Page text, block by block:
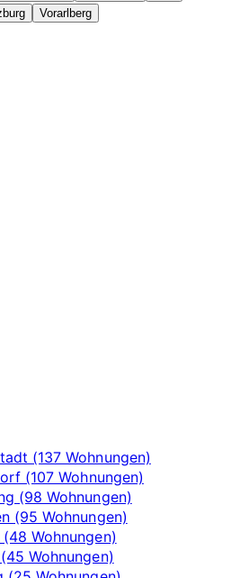
Vorarlberg
(137 Wohnungen)
(107 Wohnungen)
(98 Wohnungen)
(95 Wohnungen)
Wohnungen)
Wohnungen)